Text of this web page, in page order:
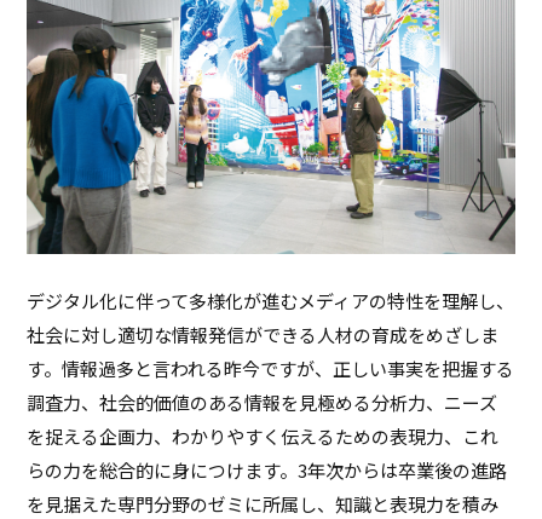
証明書発行 防災情報
長久手キャンパスガイド 星が丘キャンパスガイド
オフィシャルパンフレット
一般・企業の方へ 教職員の方へ
進路・就職トップ
資料請求
デジタルパンフレット
デジタル化に伴って多様化が進むメディアの特性を理解し、
社会に対し適切な情報発信ができる人材の育成をめざしま
す。情報過多と言われる昨今ですが、正しい事実を把握する
調査力、社会的価値のある情報を見極める分析力、ニーズ
を捉える企画力、わかりやすく伝えるための表現力、これ
らの力を総合的に身につけます。3年次からは卒業後の進路
を見据えた専門分野のゼミに所属し、知識と表現力を積み